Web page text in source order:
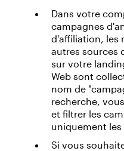
Dans votre
campagnes
d'affiliation, les
autres sources
sur votre
Web sont
nom de
recherche,
et filtrer les
uniquement les
Si vous